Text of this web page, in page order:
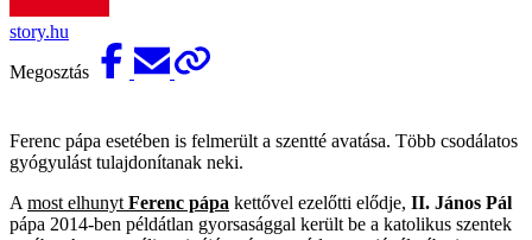
story.hu
Megosztás
Ferenc pápa esetében is felmerült a szentté avatása. Több csodálatos
gyógyulást tulajdonítanak neki.
A most elhunyt Ferenc pápa kettővel ezelőtti elődje, II. János Pál
pápa 2014-ben példátlan gyorsasággal került be a katolikus szentek